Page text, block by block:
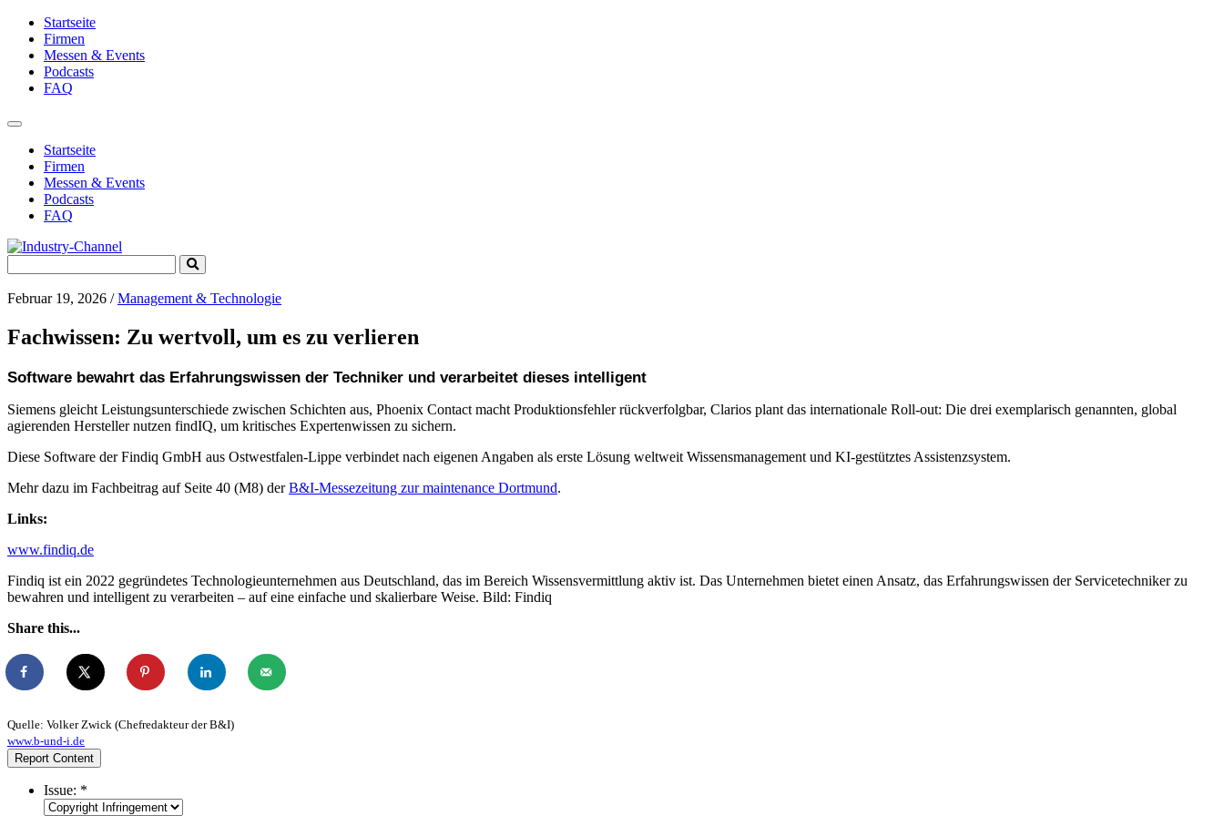
Startseite
Firmen
Messen & Events
Podcasts
FAQ
Toggle
navigationStartseite
Firmen
Messen & Events
Podcasts
FAQ
for:
Submit
Search
Februar 19, 2026 /Management & Technologie
Fachwissen: Zu wertvoll, um es zu verlieren
Software bewahrt das Erfahrungswissen der Techniker und verarbeitet dieses intelligent
Siemens gleicht Leistungsunterschiede zwischen Schichten aus, Phoenix Contact macht Produktionsfehler rückverfolgbar, Clarios plant das internationale Roll-out: Die drei exemplarisch genannten, global
agierenden Hersteller nutzen findIQ, um kritisches Expertenwissen zu sichern.
Diese Software der Findiq GmbH aus Ostwestfalen-Lippe verbindet nach eigenen Angaben als erste Lösung weltweit Wissensmanagement und KI-gestütztes Assistenzsystem.
Mehr dazu im Fachbeitrag auf Seite 40 (M8) derB&I-Messezeitung zur maintenance Dortmund.
Links:
www.findiq.de
Findiq ist ein 2022 gegründetes Technologieunternehmen aus Deutschland, das im Bereich Wissensvermittlung aktiv ist. Das Unternehmen bietet einen Ansatz, das Erfahrungswissen der Servicetechniker zu
bewahren und intelligent zu verarbeiten – auf eine einfache und skalierbare Weise. Bild: Findiq
Share this...
Quelle: Volker Zwick (Chefredakteur der B&I)
www.b-und-i.de
Report Content
Issue: *